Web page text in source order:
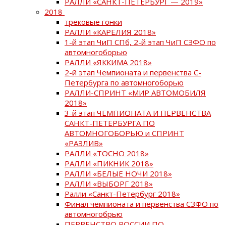
2018
трековые гонки
РАЛЛИ «КАРЕЛИЯ 2018»
1-й этап ЧиП СПб, 2-й этап ЧиП СЗФО по
автомногоборью
РАЛЛИ «ЯККИМА 2018»
2-й этап Чемпионата и первенства С-
Петербурга по автомногоборью
РАЛЛИ-СПРИНТ «МИР АВТОМОБИЛЯ
2018»
3-й этап ЧЕМПИОНАТА И ПЕРВЕНСТВА
САНКТ-ПЕТЕРБУРГА ПО
АВТОМНОГОБОРЬЮ и СПРИНТ
«РАЗЛИВ»
РАЛЛИ «ТОСНО 2018»
РАЛЛИ «ПИКНИК 2018»
РАЛЛИ «БЕЛЫЕ НОЧИ 2018»
РАЛЛИ «ВЫБОРГ 2018»
Ралли «Санкт-Петербург 2018»
Финал чемпионата и первенства СЗФО по
автомногобрью